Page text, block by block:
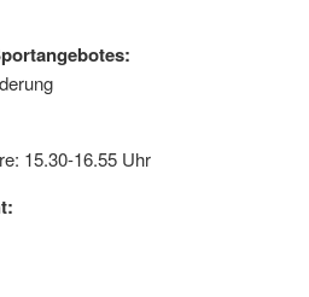
15.30-16.55 Uhr